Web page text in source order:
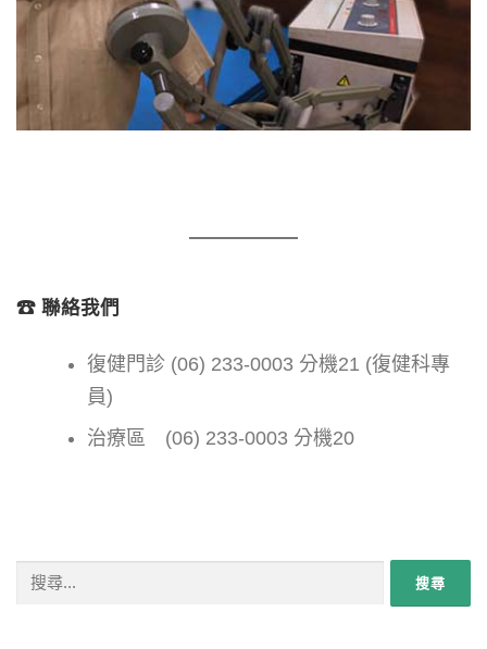
☎ 聯絡我們
復健門診 (06) 233-0003 分機21 (復健科專
員)
治療區 (06) 233-0003 分機20
搜尋關鍵字: